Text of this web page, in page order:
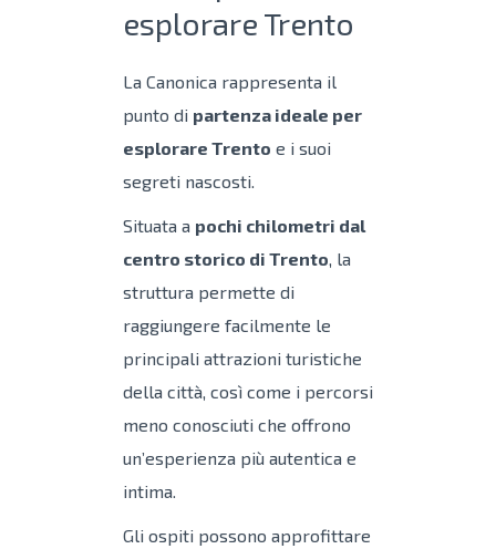
esplorare Trento
La Canonica rappresenta il
punto di partenza ideale per
esplorare Trento e i suoi
segreti nascosti.
Situata a pochi chilometri dal
centro storico di Trento, la
struttura permette di
raggiungere facilmente le
principali attrazioni turistiche
della città, così come i percorsi
meno conosciuti che offrono
un’esperienza più autentica e
intima.
Gli ospiti possono approfittare